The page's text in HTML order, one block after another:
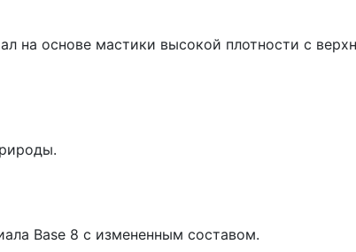
основе мастики высокой плотности с
Base 8 с измененным составом.